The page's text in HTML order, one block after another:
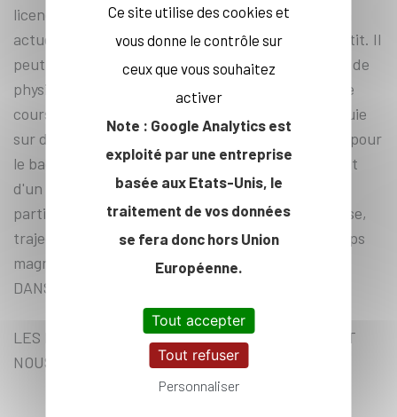
licence de physique qui veulent découvrir la vision
actuelle de l'infiniment grand et de l'infiniment petit. Il
peut également être exploité par des enseignants de
physique-chimie du secondaire comme support de
cours ou d'études documentaires. Ce MOOC s'appuie
sur des notions de physique classique enseignées pour
le baccalauréat scientifique et attendues en début
d'un premier cycle universitaire en physique, en
particulier en mécanique classique (énergie, vitesse,
trajectoire, force) et en électromagnétisme (champs
magnétique et électrique, onde).
DANS LA MÊME SÉRIE:
LES DEUX INFINIS ET NOUSLES DEUX INFINIS ET
NOUS
Ce site utilise des cookies et
vous donne le contrôle sur
ceux que vous souhaitez
activer
Note : Google Analytics est
exploité par une entreprise
basée aux Etats-Unis, le
traitement de vos données
se fera donc hors Union
Européenne.
Tout accepter
Tout refuser
Personnaliser